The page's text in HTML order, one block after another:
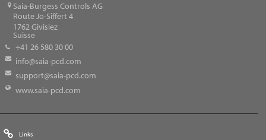
Saia-Burgess Controls AG
Route Jo-Siffert 4
1762Givisiez
Suisse
+41 26 580 30 00
info@saia-pcd.com
support@saia-pcd.com
www.saia-pcd.com
Links